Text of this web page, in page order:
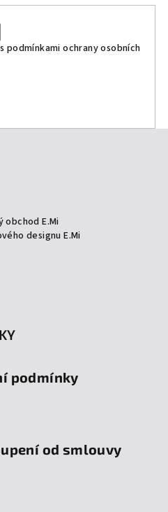
podmínkami ochrany osobních
obchod E.Mi
designu E.Mi
podmínky
od smlouvy